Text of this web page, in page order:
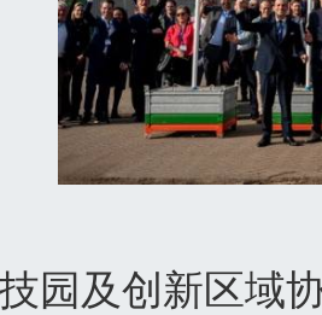
园及创新区域